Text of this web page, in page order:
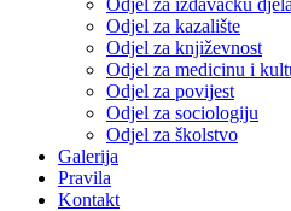
Odjel za izdavačku
Odjel za kazalište
Odjel za književnost
Odjel za medicinu i
Odjel za povijest
Odjel za sociologiju
Odjel za školstvo
Galerija
Pravila
Kontakt